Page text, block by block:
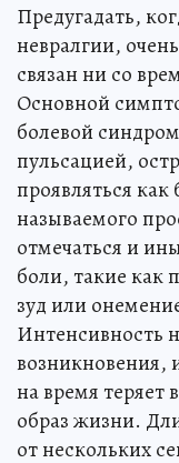
Предугадать,
невралгии,
связан ни со
Основной
болевой
пульсацией,
проявляться
называемого
отмечаться и
боли, такие как
зуд или
Интенсивность
возникновения,
на время
образ жизни.
от нескольких